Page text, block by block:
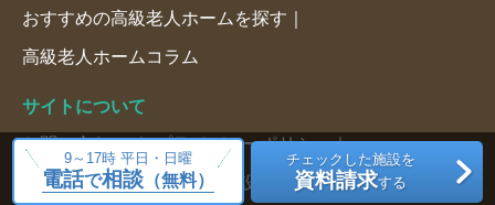
9～17時 平日・日曜
電話で相談（無料）
チェックした施設を
資料請求する
おすすめの高級老人ホームを探す
高級老人ホームコラム
サイトについて
お問い合わせ プライバシーポリシー
サイト利用上のご注意 施設情報の掲載について